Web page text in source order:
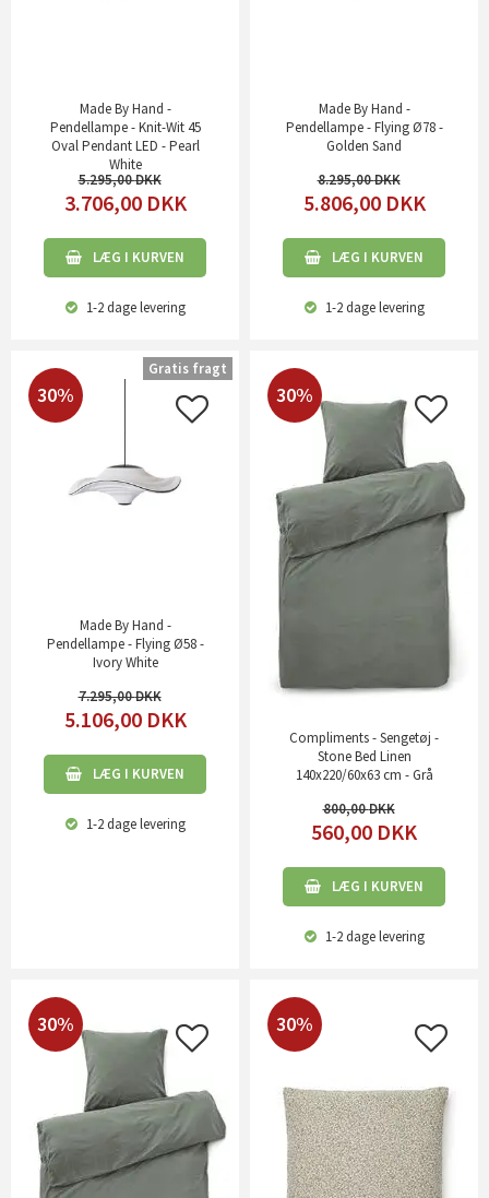
Made By Hand -
Pendellampe - Knit-Wit 45
Oval Pendant LED - Pearl
White
5.295,00
3.706,00 DKK
LÆG I KURVEN
1-2 dagelevering
Made By Hand -
Pendellampe - Flying Ø78 -
Golden Sand
8.295,00
5.806,00 DKK
LÆG I KURVEN
1-2 dagelevering
30%
Made By Hand -
Pendellampe - Flying Ø58 -
Ivory White
7.295,00
5.106,00 DKK
LÆG I KURVEN
1-2 dagelevering
Gratis fragt
30%
Compliments - Sengetøj -
Stone Bed Linen
140x220/60x63 cm - Grå
800,00
560,00 DKK
LÆG I KURVEN
1-2 dagelevering
30% 30%